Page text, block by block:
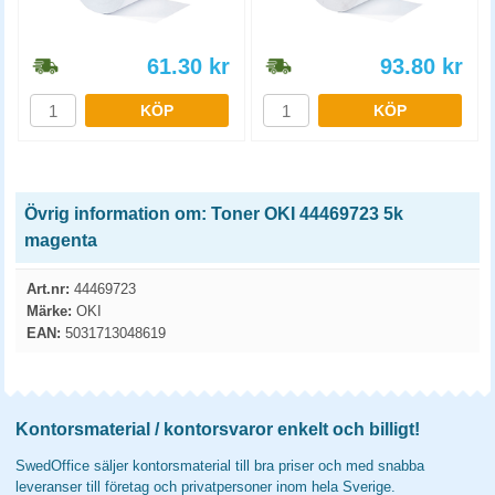
61.30 kr
KÖP
93.80 kr
KÖP
Övrig information om: Toner OKI 44469723 5k
magenta
Art.nr: 44469723
Märke: OKI
EAN: 5031713048619
Kontorsmaterial / kontorsvaror enkelt och billigt!
SwedOffice säljer kontorsmaterial till bra priser och med snabba
leveranser till företag och privatpersoner inom hela Sverige.